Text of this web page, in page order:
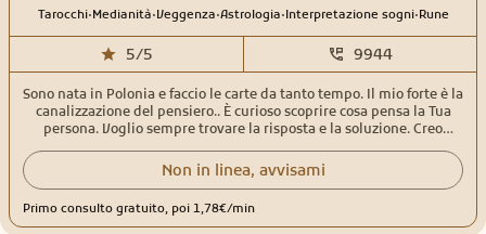
Tarocchi.Medianità.Veggenza.Astrologia.Interpretazione sogni.Rune
5/5 9944
Sono nata in Polonia e faccio le carte da tanto tempo. Il mio forte è la
canalizzazione del pensiero.. È curioso scoprire cosa pensa la Tua
persona. Voglio sempre trovare la risposta e la soluzione. Creo
sentirsi a suo agio. Offro il sostegno e aiuto a trovare la strada
giusta, perché cambiare si può, anzi è necessario!Per passione
molto profonda. Leggo i tarocchi Rider-Waite, gli arcani maggiori,
Non in linea, avvisami
Primo consulto gratuito, poi 1,78€/min